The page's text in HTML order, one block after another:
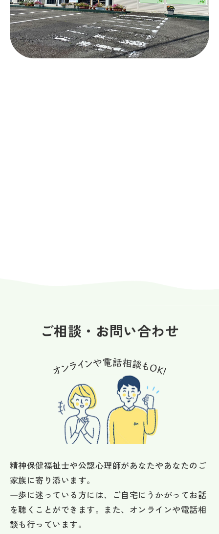
ご相談・お問い合わせ
精神保健福祉士や公認心理師があなたやあなたのご
家族に寄り添います。
一歩に迷っている方には、ご自宅にうかがってお話
を聴くことができます。また、オンラインや電話相
談も行っています。